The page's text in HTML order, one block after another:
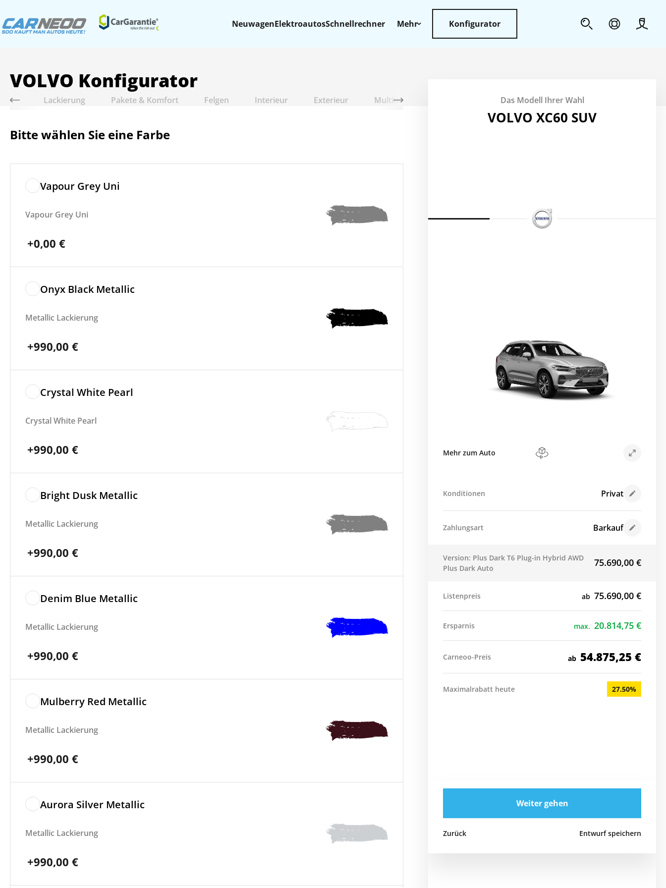
NeuwagenElektroautosSchnellrechner Mehr
Konfigurator
VOLVO Konfigurator
Lackierung Pakete & Komfort Felgen Interieur Exterieur Multimedia Weiteres
Bitte wählen Sie eine Farbe
Vapour Grey Uni
Vapour Grey Uni
+0,00 €
Onyx Black Metallic
Metallic Lackierung
+990,00 €
Crystal White Pearl
Crystal White Pearl
+990,00 €
Bright Dusk Metallic
Metallic Lackierung
+990,00 €
Denim Blue Metallic
Metallic Lackierung
+990,00 €
Mulberry Red Metallic
Metallic Lackierung
+990,00 €
Aurora Silver Metallic
Metallic Lackierung
+990,00 €
Das Modell Ihrer Wahl
VOLVO XC60 SUV
Mehr zum Auto
Konditionen Privat
Zahlungsart Barkauf
Version: Plus Dark T6 Plug-in Hybrid AWD
Plus Dark Auto
75.690,00 €
Listenpreis ab 75.690,00 €
Ersparnis max. 20.814,75 €
Carneoo-Preis ab 54.875,25 €
Maximalrabatt heute 27.50%
Weiter gehen
Zurück Entwurf speichern